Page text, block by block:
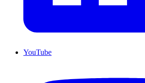
YouTube